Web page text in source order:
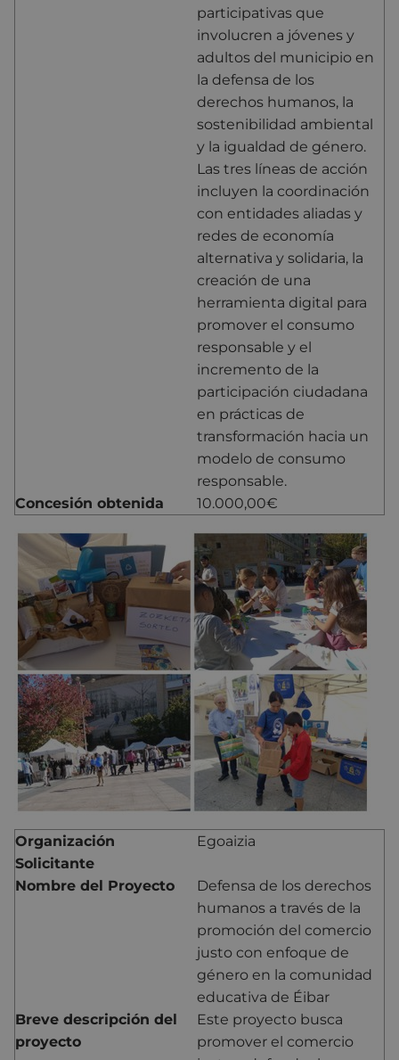
participativas que
involucren a jóvenes y
adultos del municipio en
la defensa de los
derechos humanos, la
sostenibilidad ambiental
y la igualdad de género.
Las tres líneas de acción
incluyen la coordinación
con entidades aliadas y
redes de economía
alternativa y solidaria, la
creación de una
herramienta digital para
promover el consumo
responsable y el
incremento de la
participación ciudadana
en prácticas de
transformación hacia un
modelo de consumo
responsable.
Concesión obtenida
10.000,00€
Organización
Solicitante
Egoaizia
Nombre del Proyecto
Defensa de los derechos
humanos a través de la
promoción del comercio
justo con enfoque de
género en la comunidad
educativa de Éibar
Breve descripción del
proyecto
Este proyecto busca
promover el comercio